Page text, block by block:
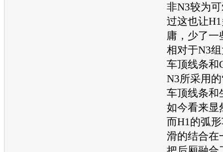
非N3较为
过这也让
庸，少了一
相对于N3
车顶线条和
N3所采用的
车顶线条和
如今看来显
而H1的弧
滑的结合在